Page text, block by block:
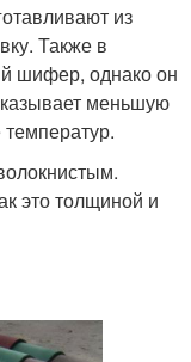
из
Также в
шифер, однако он
меньшую
это толщиной и